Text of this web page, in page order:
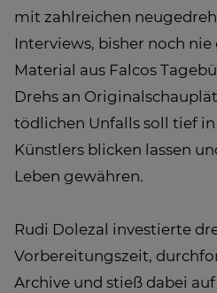
mit zahlreichen
Interviews, bisher noch
Material aus Falcos
Drehs an
tödlichen Unfalls soll tief in
Künstlers blicken lassen
Leben gewähren.
Rudi Dolezal investierte
Vorbereitungszeit,
Archive und stieß dabei